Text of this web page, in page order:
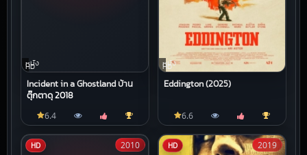
หนัง
HD
Incident in a Ghostland บ้าน
ตุ๊กตาดุ 2018
6.4
หนัง
HD
Eddington (2025)
6.6
HD 2010 HD 2019